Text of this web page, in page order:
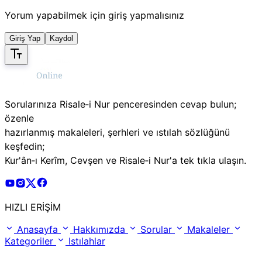
Yorum yapabilmek için giriş yapmalısınız
Giriş Yap Kaydol
Sorularınıza Risale‑i Nur penceresinden cevap bulun;
özenle
hazırlanmış makaleleri, şerhleri ve ıstılah sözlüğünü
keşfedin;
Kur'ân‑ı Kerîm, Cevşen ve Risale‑i Nur'a tek tıkla ulaşın.
Risale Online Youtube Hesabı
Risale Online Instagram Hesabı
Risale Online X Hesabı
HIZLI ERİŞİM
Anasayfa
Hakkımızda Sorular
Makaleler
Kategoriler
Istılahlar